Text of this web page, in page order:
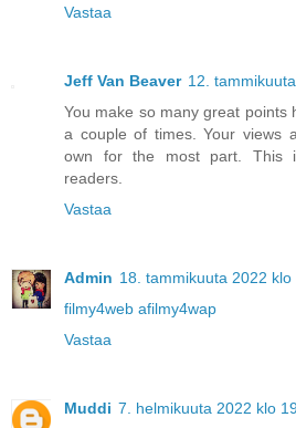
Vastaa
Jeff Van Beaver 12.
You make so many great points
a couple of times. Your views
own for the most part. This
readers.
Vastaa
Admin 18. tammikuuta 2022 klo
filmy4web afilmy4wap
Vastaa
Muddi 7. helmikuuta 2022 klo